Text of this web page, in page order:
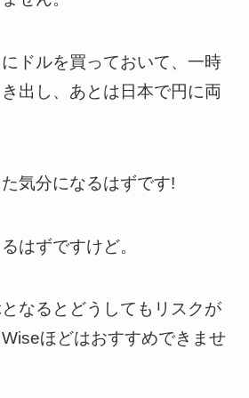
ドルを買っておいて、一時
出し、あとは日本で円に両
気分になるはずです!
はずですけど。
なるとどうしてもリスクが
ほどはおすすめできませ